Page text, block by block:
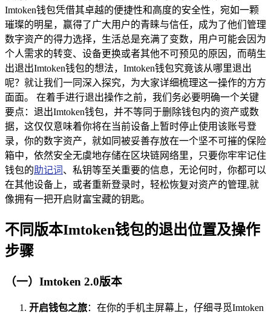
Imtoken钱包凭借其卓越的便捷性和高度的安全性，宛如一颗
璀璨的明星，赢得了广大用户的青睐与信任，成为了他们管理
数字资产的得力选择，生活总是充满了变数，用户可能会因为
个人需求的转变、设备更换或者其他不可预见的原因，而萌生
出退出Imtoken钱包的想法，Imtoken钱包究竟该从哪里退出
呢？就让我们一同深入探究，为大家详细梳理这一操作的方方
面面。 在着手进行退出操作之前，我们务必要明确一个关键
要点：退出Imtoken钱包，并不等同于删除钱包内的资产或数
据，这仅仅意味着你将在当前设备上暂时停止使用该账号登
录，你的数字资产，就如同被妥善存放在一个坚不可摧的保险
箱中，依然安全无虞地存储在区块链网络里，只要你牢牢记住
钱包的助记词 、私钥等至关重要的信息，无论何时，你都可以
在其他设备上，或者重新登录时，轻松恢复对资产的管理,就
像拥有一把开启财富宝藏的钥匙。
不同版本Imtoken钱包的退出位置及操作
步骤
（一）Imtoken 2.0版本
开启钱包之旅：在你的手机主屏幕上，仔细寻觅Imtoken